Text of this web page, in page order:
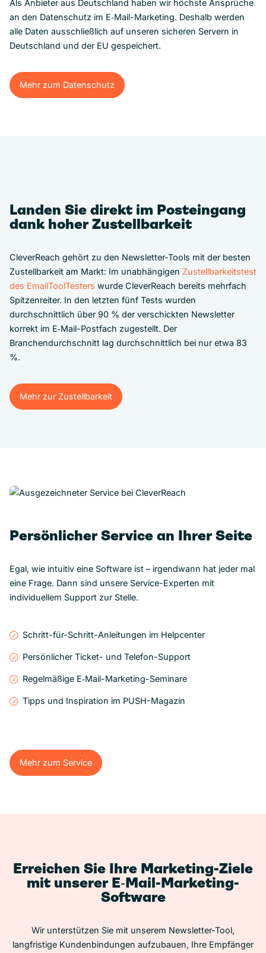
Als Anbieter aus Deutschland haben wir höchste Ansprüche
an den Datenschutz im E‑Mail-Marketing. Deshalb werden
alle Daten ausschließlich auf unseren sicheren Servern in
Deutschland und der EU gespeichert.
Mehr zum Datenschutz
Mehr zum Datenschutz
Landen Sie direkt im Posteingang
dank hoher Zustellbarkeit
CleverReach gehört zu den Newsletter-Tools mit der besten
Zustellbarkeit am Markt: Im unabhängigen Zustellbarkeitstest
des EmailToolTesters wurde CleverReach bereits mehrfach
Spitzenreiter. In den letzten fünf Tests wurden
durchschnittlich über 90 % der verschickten Newsletter
korrekt im E‑Mail-Postfach zugestellt. Der
Branchendurchschnitt lag durchschnittlich bei nur etwa 83
%.
Mehr zur Zustellbarkeit
Mehr zur Zustellbarkeit
Persönlicher Service an Ihrer Seite
Egal, wie intuitiv eine Software ist – irgendwann hat jeder mal
eine Frage. Dann sind unsere Service-Experten mit
individuellem Support zur Stelle.
Schritt-für-Schritt-Anleitungen im Helpcenter
Persönlicher Ticket- und Telefon-Support
Regelmäßige E‑Mail-Marketing-Seminare
Tipps und Inspiration im PUSH-Magazin
Mehr zum Service
Mehr zum Service
Erreichen Sie Ihre Marketing-Ziele
mit unserer E‑Mail-Marketing-
Software
Wir unterstützen Sie mit unserem Newsletter-Tool,
langfristige Kundenbindungen aufzubauen, Ihre Empfänger